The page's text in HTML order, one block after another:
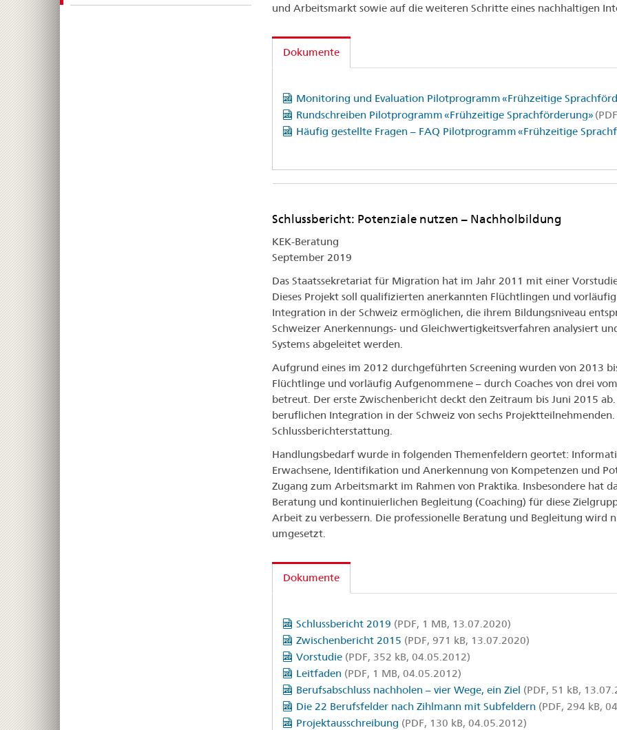
und Arbeitsmarkt sowie auf die weiteren Schritte eines nachhaltigen
Dokumente
Monitoring und Evaluation Pilotprogramm «Frühzeitige
Rundschreiben Pilotprogramm «Frühzeitige Sprachförderung»
Häufig gestellte Fragen – FAQ Pilotprogramm «Frühzeitige
Schlussbericht: Potenziale nutzen – Nachholbildung
KEK-Beratung
September 2019
Das Staatssekretariat für Migration hat im Jahr 2011 mit einer
Dieses Projekt soll qualifizierten anerkannten Flüchtlingen und
Integration in der Schweiz ermöglichen, die ihrem Bildungsniveau
Schweizer Anerkennungs- und Gleichwertigkeitsverfahren analysiert
Systems abgeleitet werden.
Aufgrund eines im 2012 durchgeführten Screening wurden von 2013
Flüchtlinge und vorläufig Aufgenommene – durch Coaches von drei
betreut. Der erste Zwischenbericht deckt den Zeitraum bis Juni 2015
beruflichen Integration in der Schweiz von sechs
Schlussberichterstattung.
Handlungsbedarf wurde in folgenden Themenfeldern geortet:
Erwachsene, Identifikation und Anerkennung von Kompetenzen und
Zugang zum Arbeitsmarkt im Rahmen von Praktika. Insbesondere hat
Beratung und kontinuierlichen Begleitung (Coaching) für diese
Arbeit zu verbessern. Die professionelle Beratung und Begleitung wird
umgesetzt.
Dokumente
Schlussbericht 2019 (PDF, 1 MB, 13.07.2020)
Zwischenbericht 2015 (PDF, 971 kB, 13.07.2020)
Vorstudie(PDF, 352 kB, 04.05.2012)
Leitfaden (PDF, 1 MB, 04.05.2012)
Berufsabschluss nachholen – vier Wege, ein Ziel (PDF, 51 kB,
Die 22 Berufsfelder nach Zihlmann mit Subfeldern (PDF, 294 kB,
Projektausschreibung (PDF, 130 kB, 04.05.2012)